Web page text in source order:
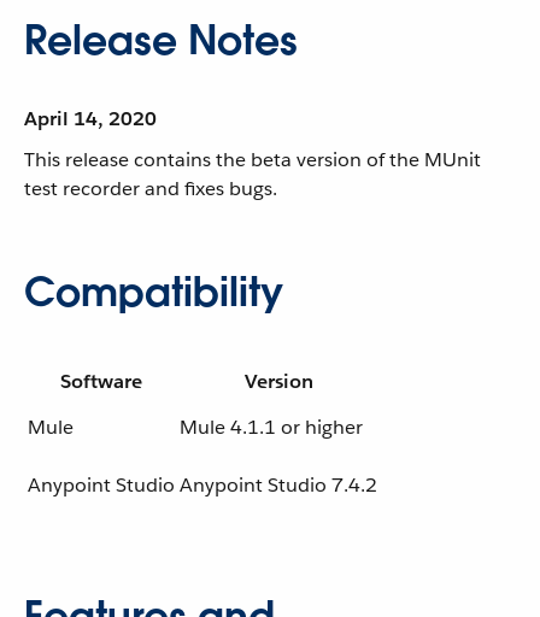
Release Notes
April 14, 2020
This release contains the beta version of the MUnit
test recorder and fixes bugs.
Compatibility
Software
Version
Mule
Mule 4.1.1 or higher
Anypoint Studio Anypoint Studio 7.4.2